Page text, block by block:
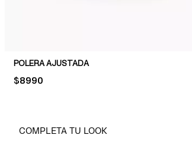
POLERA AJUSTADA
PRICE:
$8990
COMPLETA TU LOOK